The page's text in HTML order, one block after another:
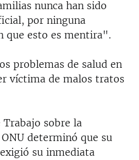
nunca han sido
por ninguna
que esto es mentira".
problemas de salud en
víctima de malos tratos
sobre la
determinó que su
su inmediata